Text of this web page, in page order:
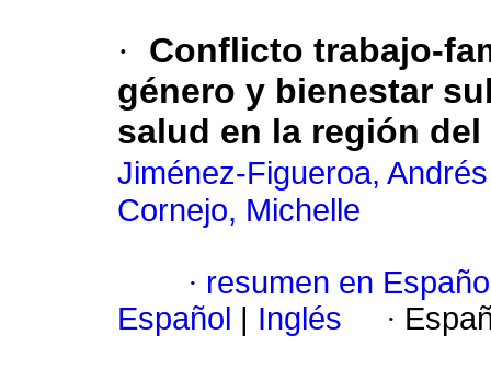
·
Conflicto trabajo-
género y bienestar
salud en la región del
Jiménez-Figueroa, Andrés
Cornejo, Michelle
· resumen en
Español
Inglés ·